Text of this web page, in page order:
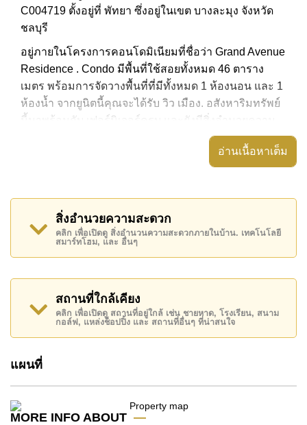
C004719 ตั้งอยู่ที่ พัทยา ซึ่งอยู่ในเขต บางละมุง จังหวัด
ชลบุรี
อยู่ภายในโครงการคอนโดมิเนียมที่ชื่อว่า Grand Avenue
Residence . Condo มีพื้นที่ใช้สอยทั้งหมด 46 ตาราง
เมตร พร้อมการจัดวางพื้นที่ที่มีทั้งหมด 1 ห้องนอน และ 1
ห้องน้ำ จากยูนิตนี้คุณจะได้รับ วิว เมือง. อสังหาริมทรัพย์
นี้มาพร้อมกับ เฟอร์นิเจอร์ครบ และยังมีสิ่งอำนวยความ
สะดวก ได้แก่ มีระเบียง, เครื่องปรับอากาศครบ, ประตู
Grand Avenue Residence มีสิ่งอำนวยความสะดวกส่วน
กลาง ได้แก่ สไลเดอร์, ฟิสเนส, ซาวน่าหรือห้องอบไอน้ำ,
รปภ.24ชม.
สถานที่สำคัญใกล้ Grand Avenue Residence ได้แก่: เดิน
ทางไปชายหาดได้ง่าย, ไกล้เคียงรถประจำทาง , อาร์ท อิน
พาราไดซ์, พัทยาปาร์ค , เอเชีย 9 หลุม กอล์ฟ , โรง
พยาบาลเมืองพัทยา, โรงพยาบาลพัทยาอินเตอร์เนชั่นแนล
อสังหาริมทรัพย์นี้เปิดให้เช่าระยะยาวในราคา ฿ 21,000
บาทต่อเดือน
มัดจำ 2 เดือน ก่อนเข้าอยู่อาศัย
อ่านเนื้อหาเต็ม
สิ่งอำนวยความสะดวก
คลิก เพื่อเปิดดู สิ่งอำนวนความสะดวกภายในบ้าน. เทคโนโลยี
สมาร์ทโฮม, และ อื่นๆ
สถานที่ใกล้เคียง
คลิก เพื่อเปิดดู สถานที่อยู่ใกล้ เช่น ชายหาด, โรงเรียน, สนาม
กอล์ฟ, แหล่งช็อปปิ้ง และ สถานที่อื่นๆ ที่น่าสนใจ
แผนที่
MORE INFO ABOUT